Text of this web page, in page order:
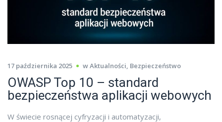
17 października 2025 wAktualności, Bezpieczeństwo
OWASP Top 10 – standard
bezpieczeństwa aplikacji webowych
W świecie rosnącej cyfryzacji i automatyzacji,